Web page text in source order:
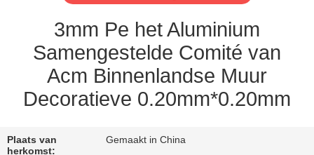
NIEUWS
GEVALLEN
VRAAG
3mm Pe het Aluminium
Samengestelde Comité van
Acm Binnenlandse Muur
Decoratieve 0.20mm*0.20mm
Plaats van
herkomst:
Gemaakt in China